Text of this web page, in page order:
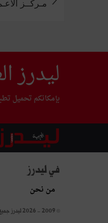
مـركــز
ليدرز
بإمكانكم تحميل
في ليدرز
من نحن
© 2009 - 2026 ليدرز جميع الحقوق محفوظة.